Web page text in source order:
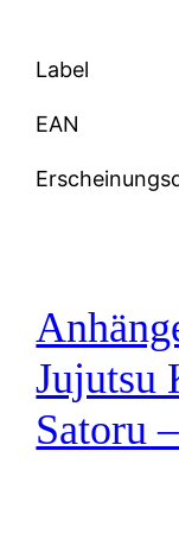
Label
EAN
Jujutsu
Satoru